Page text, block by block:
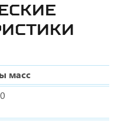
масс